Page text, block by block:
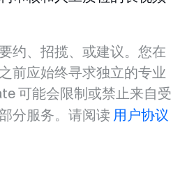
约、招揽、或建议。您在
前应始终寻求独立的专业
可能会限制或禁止来自受
分服务。请阅读 用户协议